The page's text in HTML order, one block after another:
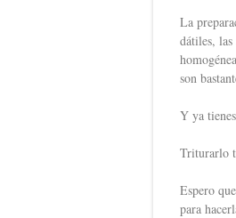
La
dátiles,
son
Y ya
Triturarlo
Espero
para